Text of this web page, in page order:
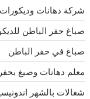
شركة دهانات وديكورات بحفر
صباغ حفر الباطن للديكورات
صباغ في حفر الباطن
معلم دهانات وصبغ
شغالات بالشهر